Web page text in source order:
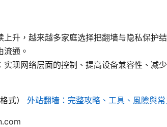
升，越来越多家庭选择把翻墙与隐私保护
通。
现网络层面的控制、提高设备兼容性、减
式） 外站翻墙：完整攻略、工具、風險與